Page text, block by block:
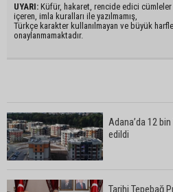
UYARI: Küfür, hakaret, rencide edici cümleler
içeren, imla kuralları ile yazılmamış,
Türkçe karakter kullanılmayan ve büyük
onaylanmamaktadır.
Adana’da 12
edildi
Tarihi Tepebağ